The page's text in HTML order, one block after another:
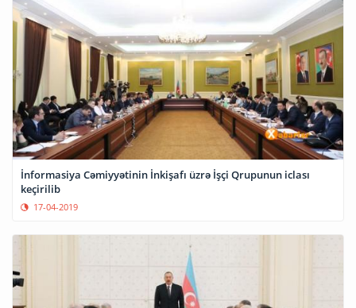
İnformasiya Cəmiyyətinin İnkişafı üzrə İşçi Qrupunun iclası
keçirilib
17-04-2019